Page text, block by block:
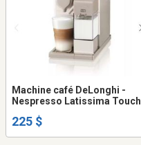
Machine café DeLonghi -
Nespresso Latissima Touch
225 $